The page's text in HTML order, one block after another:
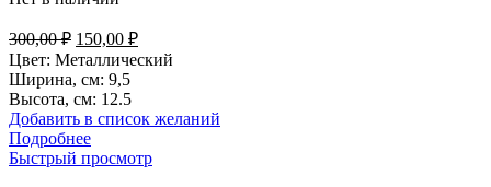
300,00₽ Первоначальная
цена
составляла
300,00 ₽.
150,00 ₽Текущая
цена:
Цвет: Металлический
Ширина, см: 9,5
Высота, см: 12.5
Добавить в список желаний
Подробнее
Быстрый просмотр